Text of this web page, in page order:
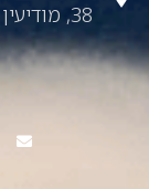
38, מודיעין מכבים רעות